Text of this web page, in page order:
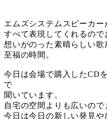
エムズシステムスピーカー
すべて表現してくれるの
想いがのった素晴らしい歌
至福の時間。
今日は会場で購入したCD
で
聞いています。
自宅の空間よりも広いの
今日は今日の新しい発見や